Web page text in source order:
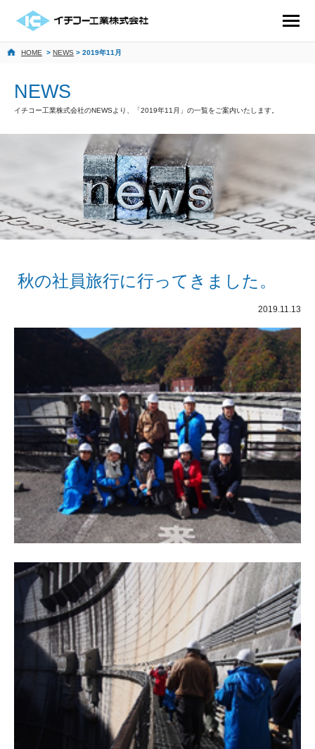
HOME > NEWS > 2019年11月
イチコー工業株式会社のNEWSより、「2019年11月」の一覧をご案内いたします。
NEWS
秋の社員旅行に行ってきました。
2019.11.13